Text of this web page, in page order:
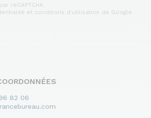
reCAPTCHA.
et conditions d'utilisation de Google
82 06